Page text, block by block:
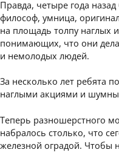
Правда, четыре года
философ, умница,
на площадь толпу наглых
понимающих, что они
и немолодых людей.
За несколько лет ребята
наглыми акциями и
Теперь разношерстного
набралось столько, что
железной оградой. Чтобы